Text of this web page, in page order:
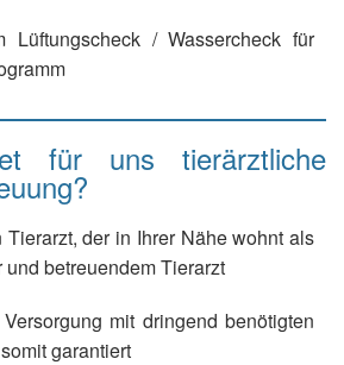
Lüftungscheck / Wassercheck für
für uns tierärztliche
der in Ihrer Nähe wohnt als
betreuendem Tierarzt
mit dringend benötigten
garantiert